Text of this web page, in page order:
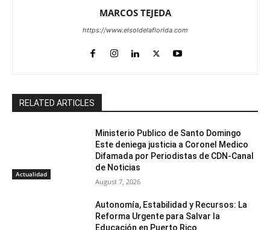
MARCOS TEJEDA
https://www.elsoldelaflorida.com
RELATED ARTICLES
Actualidad
Ministerio Publico de Santo Domingo
Este deniega justicia a Coronel Medico
Difamada por Periodistas de CDN-Canal
de Noticias
August 7, 2026
Autonomía, Estabilidad y Recursos: La
Reforma Urgente para Salvar la
Educación en Puerto Rico